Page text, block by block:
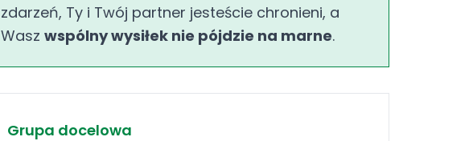
zdarzeń, Ty i Twój partner jesteście chronieni, a
Wasz wspólny wysiłek nie pójdzie na marne.
Grupa docelowa